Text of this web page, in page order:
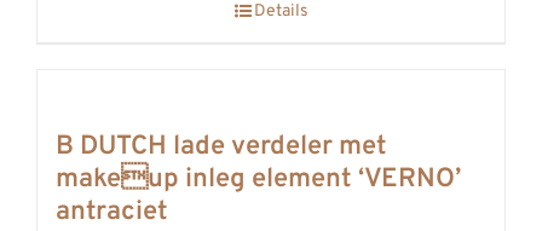
Details
B DUTCH lade verdeler met
makeup inleg element ‘VERNO’
antraciet